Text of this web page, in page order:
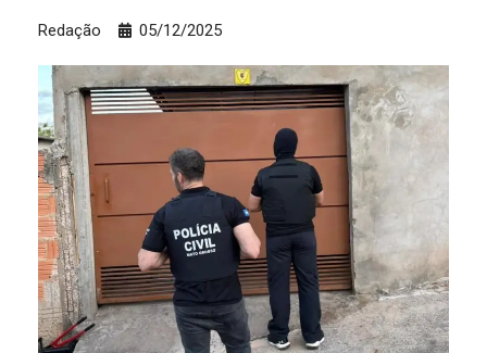
Redação 05/12/2025